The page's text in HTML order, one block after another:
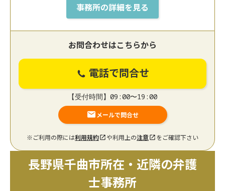
事務所の詳細を見る
お問合わせはこちらから
電話で問合せ
【受付時間】09:00〜19:00
メールで問合せ
※ご利用の際には利用規約 や利用上の注意 をご確認下さい
長野県千曲市所在・近隣の弁護
士事務所